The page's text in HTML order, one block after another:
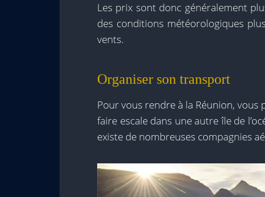
Les prix sont donc généralement
des conditions météorologiques
vents.
Organiser son transport
Pour vous rendre à la Réunion,
faire escale dans une autre île de
existe de nombreuses compagnies